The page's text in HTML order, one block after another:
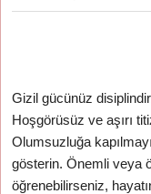
Gizil gücünüz
Hoşgörüsüz ve aşırı
Olumsuzluğa
gösterin. Önemli veya
öğrenebilirseniz,